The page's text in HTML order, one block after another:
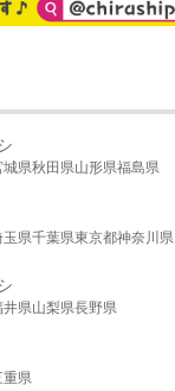
城県秋田県山形県福島県
玉県千葉県東京都神奈川県
井県山梨県長野県
重県